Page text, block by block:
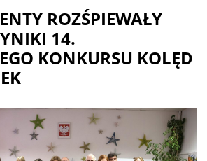
ROZŚPIEWAŁY
14.
KONKURSU KOLĘD